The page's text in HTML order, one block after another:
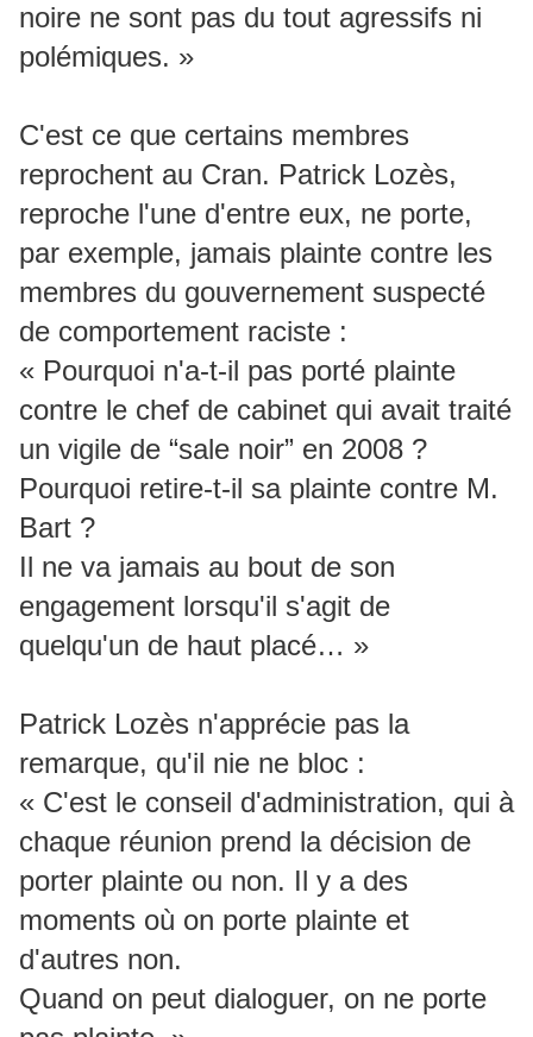
noire ne sont pas du tout agressifs ni
polémiques. »
C'est ce que certains membres
reprochent au Cran. Patrick Lozès,
reproche l'une d'entre eux, ne porte,
par exemple, jamais plainte contre les
membres du gouvernement suspecté
de comportement raciste :
« Pourquoi n'a-t-il pas porté plainte
contre le chef de cabinet qui avait traité
un vigile de “sale noir” en 2008 ?
Pourquoi retire-t-il sa plainte contre M.
Bart ?
Il ne va jamais au bout de son
engagement lorsqu'il s'agit de
quelqu'un de haut placé… »
Patrick Lozès n'apprécie pas la
remarque, qu'il nie ne bloc :
« C'est le conseil d'administration, qui à
chaque réunion prend la décision de
porter plainte ou non. Il y a des
moments où on porte plainte et
d'autres non.
Quand on peut dialoguer, on ne porte